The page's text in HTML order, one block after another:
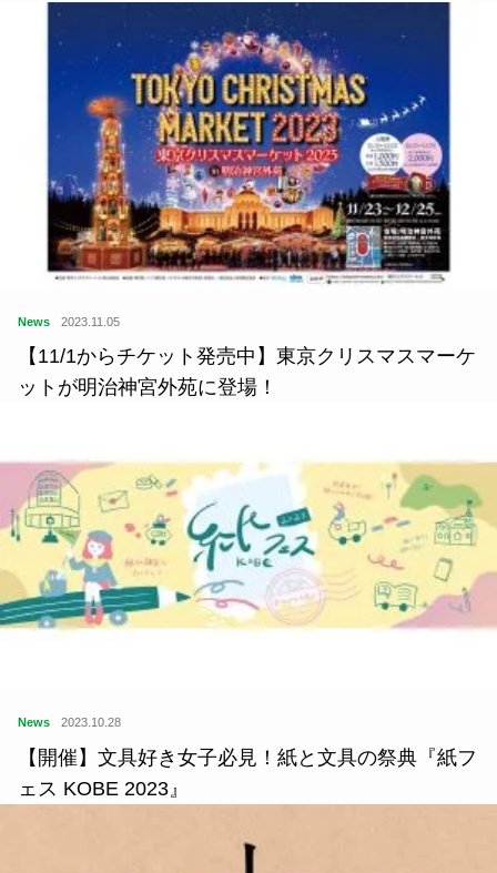
News 2023.11.05
【11/1からチケット発売中】東京クリスマスマーケ
ットが明治神宮外苑に登場！
News 2023.10.28
【開催】文具好き女子必見！紙と文具の祭典『紙フ
ェス KOBE 2023』